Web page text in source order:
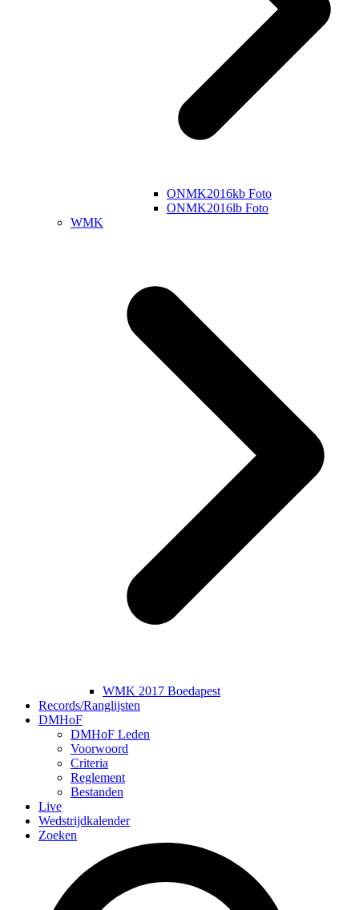
ONMK2016kb Foto
ONMK2016lb Foto
WMK
WMK 2017 Boedapest
Records/Ranglijsten
DMHoF
DMHoF Leden
Voorwoord
Criteria
Reglement
Bestanden
Live
Wedstrijdkalender
Zoeken